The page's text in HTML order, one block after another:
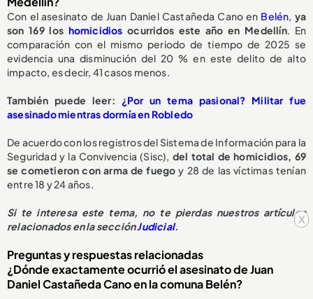
x
Con el asesinato de Juan Daniel Castañeda Cano en Belén, ya
son 169 los homicidios ocurridos este año en Medellín. En
comparación con el mismo periodo de tiempo de 2025 se
evidencia una disminución del 20 % en este delito de alto
impacto, es decir, 41 casos menos.
También puede leer: ¿Por un tema pasional? Militar fue
asesinado mientras dormía en Robledo
De acuerdo con los registros del Sistema de Información para la
Seguridad y la Convivencia (Sisc), del total de homicidios, 69
se cometieron con arma de fuego y 28 de las víctimas tenían
entre 18 y 24 años.
Si te interesa este tema, no te pierdas nuestros artículos
relacionados en la secciónJudicial.
Preguntas y respuestas relacionadas
¿Dónde exactamente ocurrió el asesinato de Juan
Daniel Castañeda Cano en la comuna Belén?